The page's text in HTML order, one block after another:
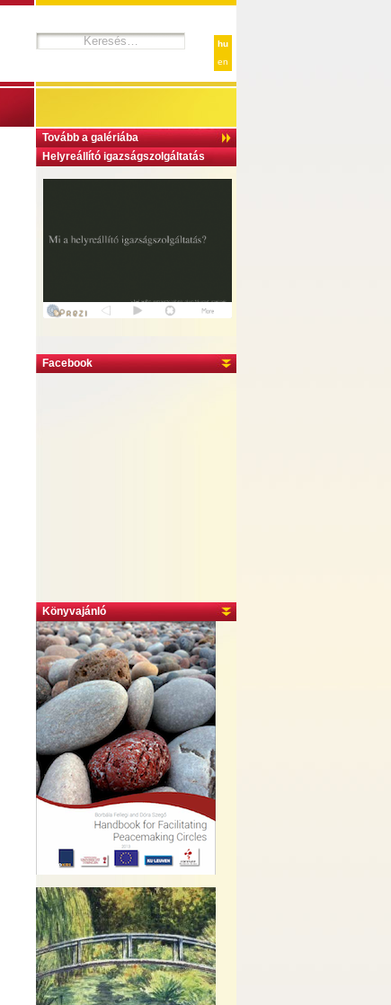
hu
en
Tovább a galériába
Helyreállító igazságszolgáltatás
Facebook
Könyvajánló